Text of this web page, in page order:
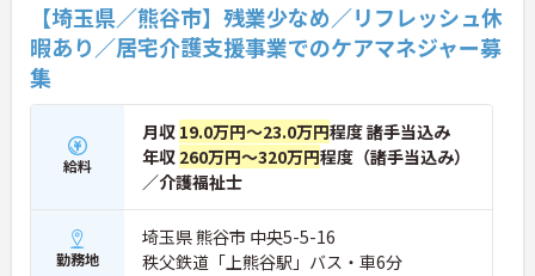
【埼玉県／熊谷市】残業少なめ／リフレッシュ休
暇あり／居宅介護支援事業でのケアマネジャー募
集
給料
月収 19.0万円～23.0万円程度 諸手当込み
年収 260万円～320万円程度（諸手当込み）
／介護福祉士
勤務地
埼玉県 熊谷市 中央5-5-16
秩父鉄道「上熊谷駅」バス・車6分